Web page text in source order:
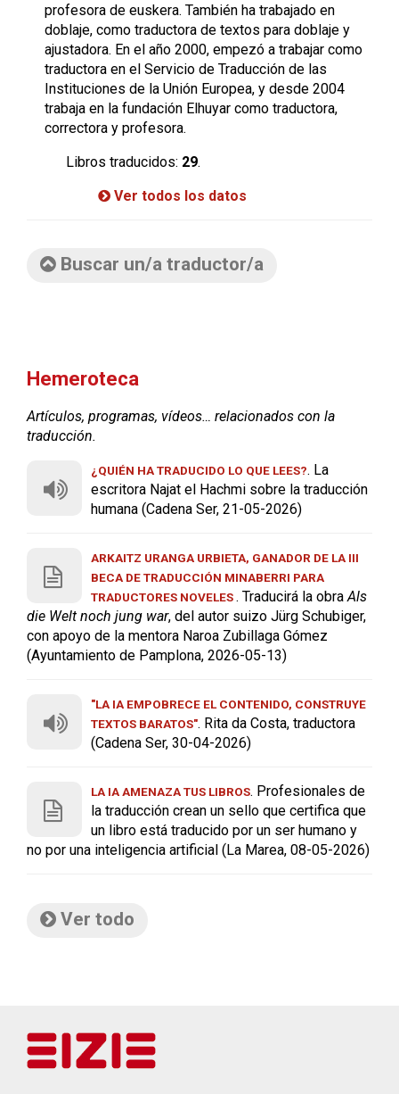
profesora de euskera. También ha trabajado en
doblaje, como traductora de textos para doblaje y
ajustadora. En el año 2000, empezó a trabajar como
traductora en el Servicio de Traducción de las
Instituciones de la Unión Europea, y desde 2004
trabaja en la fundación Elhuyar como traductora,
correctora y profesora.
Libros traducidos: 29.
Ver todos los datos
Buscar un/a traductor/a
Hemeroteca
Artículos, programas, vídeos… relacionados con la
traducción.
¿QUIÉN HA TRADUCIDO LO QUE LEES?. La
escritora Najat el Hachmi sobre la traducción
humana (Cadena Ser, 21-05-2026)
ARKAITZ URANGA URBIETA, GANADOR DE LA III
BECA DE TRADUCCIÓN MINABERRI PARA
TRADUCTORES NOVELES. Traducirá la obraAls
die Welt noch jung war, del autor suizo Jürg Schubiger,
con apoyo de la mentora Naroa Zubillaga Gómez
(Ayuntamiento de Pamplona, 2026-05-13)
"LA IA EMPOBRECE EL CONTENIDO, CONSTRUYE
TEXTOS BARATOS". Rita da Costa, traductora
(Cadena Ser, 30-04-2026)
LA IA AMENAZA TUS LIBROS. Profesionales de
la traducción crean un sello que certifica que
un libro está traducido por un ser humano y
no por una inteligencia artificial (La Marea, 08-05-2026)
Ver todo